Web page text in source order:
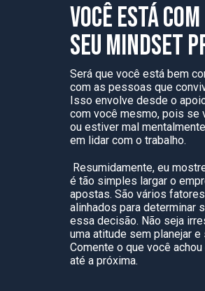
VOCÊ ESTÁ COM
SEU MINDSET
Será que você está bem
com as pessoas que
Isso envolve desde o
com você mesmo, pois se
ou estiver mal
em lidar com o trabalho.
Resumidamente, eu
é tão simples largar o
apostas. São vários
alinhados para determinar
essa decisão. Não seja
uma atitude sem planejar e
Comente o que você
até a próxima.